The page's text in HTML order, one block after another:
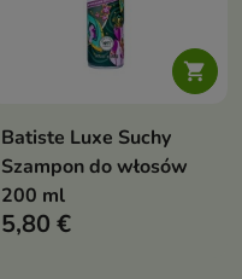

Batiste Luxe Suchy
Szampon do włosów
200 ml
5,80 €